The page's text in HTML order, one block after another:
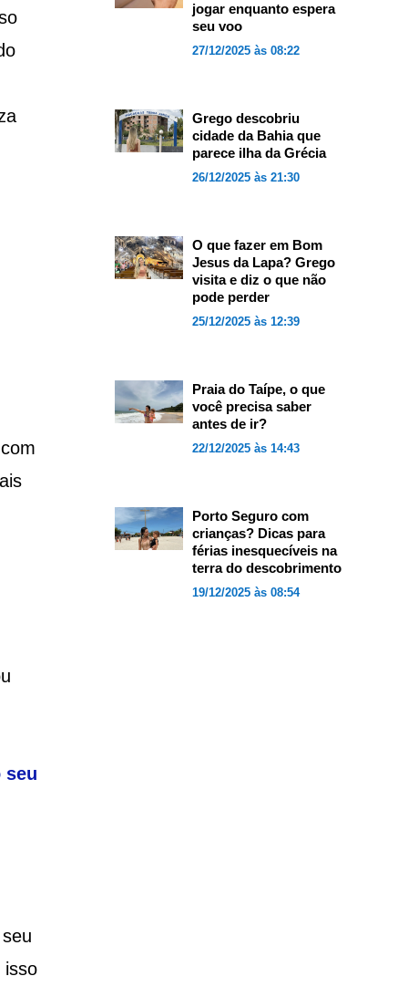
seu
isso
jogar enquanto espera
seu voo
27/12/2025 às 08:22
Grego descobriu
cidade da Bahia que
parece ilha da Grécia
26/12/2025 às 21:30
O que fazer em Bom
Jesus da Lapa? Grego
visita e diz o que não
pode perder
25/12/2025 às 12:39
Praia do Taípe, o que
você precisa saber
antes de ir?
22/12/2025 às 14:43
Porto Seguro com
crianças? Dicas para
férias inesquecíveis na
terra do descobrimento
19/12/2025 às 08:54